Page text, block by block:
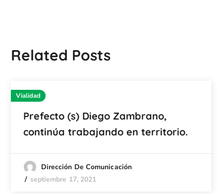
Related Posts
Vialidad
Prefecto (s) Diego Zambrano,
continúa trabajando en territorio.
Dirección De Comunicación
septiembre 17, 2021